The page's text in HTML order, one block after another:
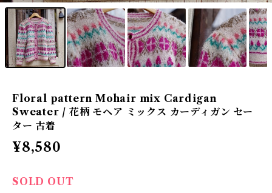
Floral pattern Mohair mix Cardigan
Sweater / 花柄 モヘア ミックス カーディガン セー
ター 古着
¥8,580
SOLD OUT